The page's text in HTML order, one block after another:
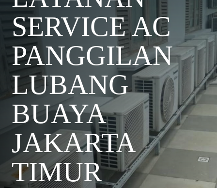
SERVICE AC
PANGGILAN
LUBANG
BUAYA
JAKARTA
TIMUR